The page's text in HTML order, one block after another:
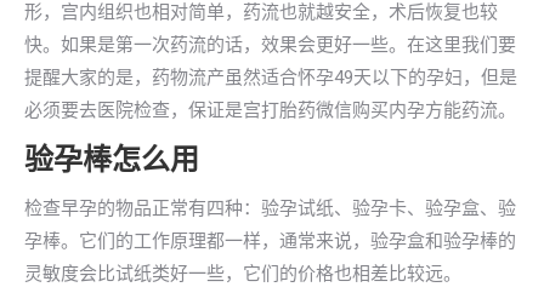
形，宫内组织也相对简单，药流也就越安全，术后恢复也较
快。如果是第一次药流的话，效果会更好一些。在这里我们要
提醒大家的是，药物流产虽然适合怀孕49天以下的孕妇，但是
必须要去医院检查，保证是宫打胎药微信购买内孕方能药流。
验孕棒怎么用
检查早孕的物品正常有四种：验孕试纸、验孕卡、验孕盒、验
孕棒。它们的工作原理都一样，通常来说，验孕盒和验孕棒的
灵敏度会比试纸类好一些，它们的价格也相差比较远。